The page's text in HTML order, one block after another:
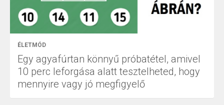
ÉLETMÓD
Egy agyafúrtan könnyű próbatétel, amivel
10 perc leforgása alatt tesztelheted, hogy
mennyire vagy jó megfigyelő